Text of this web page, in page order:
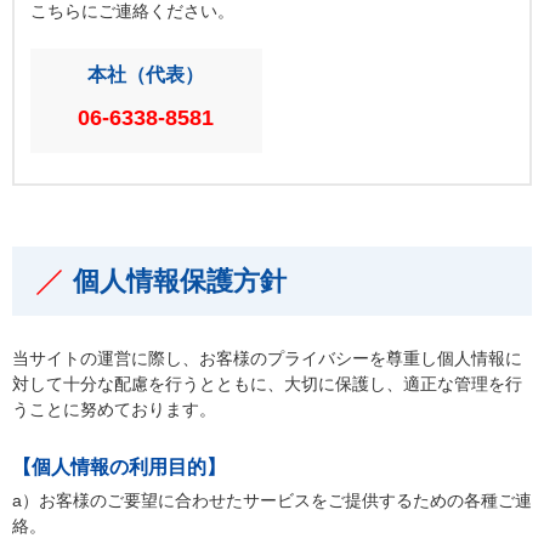
こちらにご連絡ください。
本社（代表）
06-6338-8581
個人情報保護方針
当サイトの運営に際し、お客様のプライバシーを尊重し個人情報に
対して十分な配慮を行うとともに、大切に保護し、適正な管理を行
うことに努めております。
【個人情報の利用目的】
a）お客様のご要望に合わせたサービスをご提供するための各種ご連
絡。